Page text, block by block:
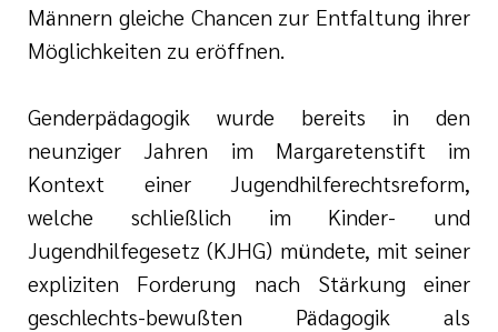
Männern gleiche Chancen zur Entfaltung ihrer
Möglichkeiten zu eröffnen.
Genderpädagogik wurde bereits in den
neunziger Jahren im Margaretenstift im
Kontext einer Jugendhilferechtsreform,
welche schließlich im Kinder- und
Jugendhilfegesetz (KJHG) mündete, mit seiner
expliziten Forderung nach Stärkung einer
geschlechts-bewußten Pädagogik als